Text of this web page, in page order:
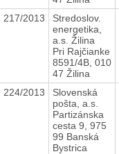
217/2013
Stredoslov.
energetika,
a.s. Žilina
Pri Rajčianke
8591/4B, 010
47 Žilina
224/2013
Slovenská
pošta, a.s.
Partizánska
cesta 9, 975
99 Banská
Bystrica